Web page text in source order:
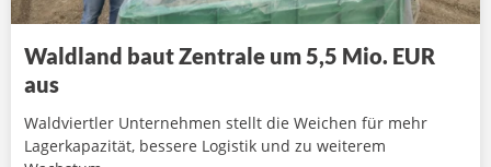
Waldland baut Zentrale um 5,5 Mio. EUR
aus
Waldviertler Unternehmen stellt die Weichen für mehr
Lagerkapazität, bessere Logistik und zu weiterem